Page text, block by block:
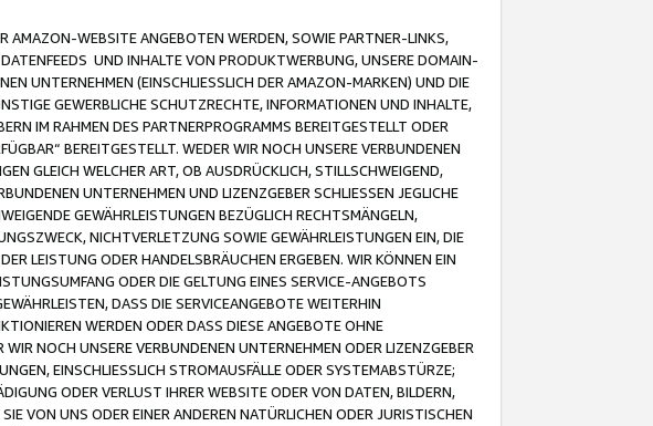
AMAZON-WEBSITE ANGEBOTEN WERDEN, SOWIE PARTNER-LINKS,
UND INHALTE VON PRODUKTWERBUNG, UNSERE DOMAIN-
UNTERNEHMEN (EINSCHLIESSLICH DER AMAZON-MARKEN) UND DIE
GEWERBLICHE SCHUTZRECHTE, INFORMATIONEN UND INHALTE,
IM RAHMEN DES PARTNERPROGRAMMS BEREITGESTELLT ODER
BEREITGESTELLT. WEDER WIR NOCH UNSERE VERBUNDENEN
GLEICH WELCHER ART, OB AUSDRÜCKLICH, STILLSCHWEIGEND,
UNTERNEHMEN UND LIZENZGEBER SCHLIESSEN JEGLICHE
GEWÄHRLEISTUNGEN BEZÜGLICH RECHTSMÄNGELN,
NICHTVERLETZUNG SOWIE GEWÄHRLEISTUNGEN EIN, DIE
LEISTUNG ODER HANDELSBRÄUCHEN ERGEBEN. WIR KÖNNEN EIN
ODER DIE GELTUNG EINES SERVICE-ANGEBOTS
DASS DIE SERVICEANGEBOTE WEITERHIN
WERDEN ODER DASS DIESE ANGEBOTE OHNE
NOCH UNSERE VERBUNDENEN UNTERNEHMEN ODER LIZENZGEBER
EINSCHLIESSLICH STROMAUSFÄLLE ODER SYSTEMABSTÜRZE;
ODER VERLUST IHRER WEBSITE ODER VON DATEN, BILDERN,
VON UNS ODER EINER ANDEREN NATÜRLICHEN ODER JURISTISCHEN